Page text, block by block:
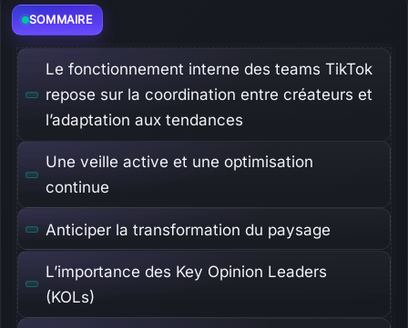
SOMMAIRE
Le fonctionnement interne des teams TikTok
repose sur la coordination entre créateurs et
l’adaptation aux tendances
Une veille active et une optimisation
continue
Anticiper la transformation du paysage
L’importance des Key Opinion Leaders
(KOLs)